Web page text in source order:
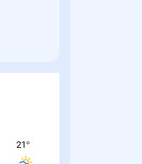
21°